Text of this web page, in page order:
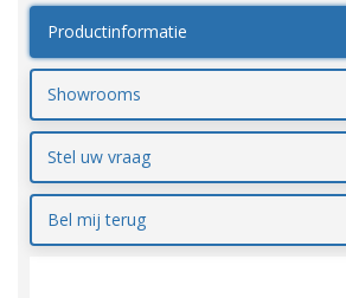
Productinformatie
Showrooms
Stel uw vraag
Bel mij terug